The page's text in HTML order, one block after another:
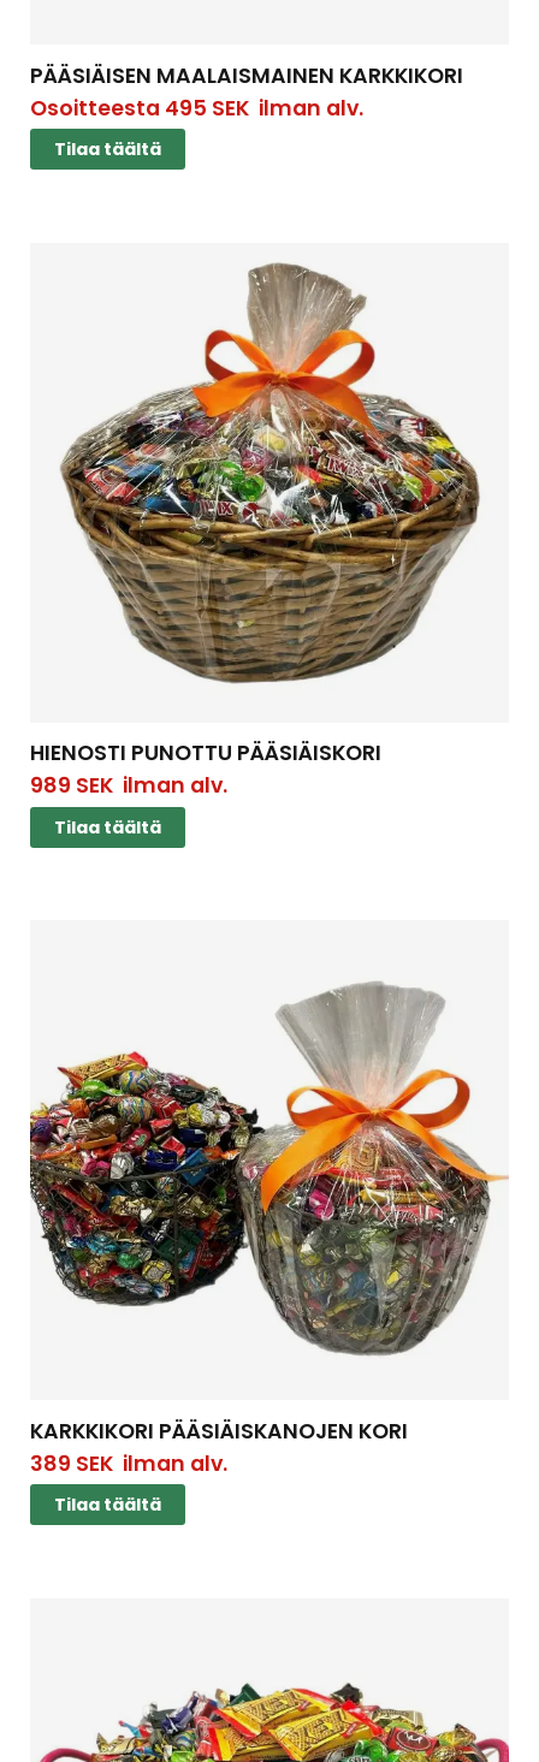
PÄÄSIÄISEN MAALAISMAINEN KARKKIKORI
Osoitteesta 495 SEKilman alv.
Tilaa täältä
HIENOSTI PUNOTTU PÄÄSIÄISKORI
989 SEKilman alv.
Tilaa täältä
KARKKIKORI PÄÄSIÄISKANOJEN KORI
389 SEKilman alv.
Tilaa täältä